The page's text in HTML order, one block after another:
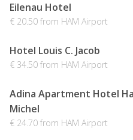
Eilenau Hotel
€ 20.50 from HAM Airport
Hotel Louis C. Jacob
€ 34.50 from HAM Airport
Adina Apartment Hotel
Michel
€ 24.70 from HAM Airport